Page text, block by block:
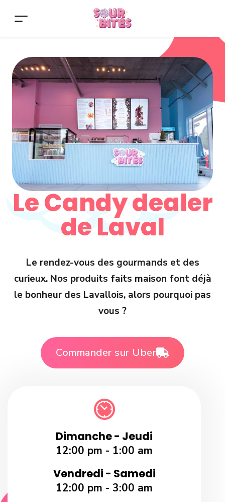
Le Candy dealer
de Laval
Le rendez-vous des gourmands et des
curieux. Nos produits faits maison font déjà
le bonheur des Lavallois, alors pourquoi pas
vous ?
Commander sur Uber
Dimanche - Jeudi
12:00 pm - 1:00 am
Vendredi - Samedi
12:00 pm - 3:00 am